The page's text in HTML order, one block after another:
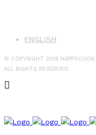
ENGLISH
© COPYRIGHT 2019 HAPPYCOOK.
ALL RIGHTS RESERVED.